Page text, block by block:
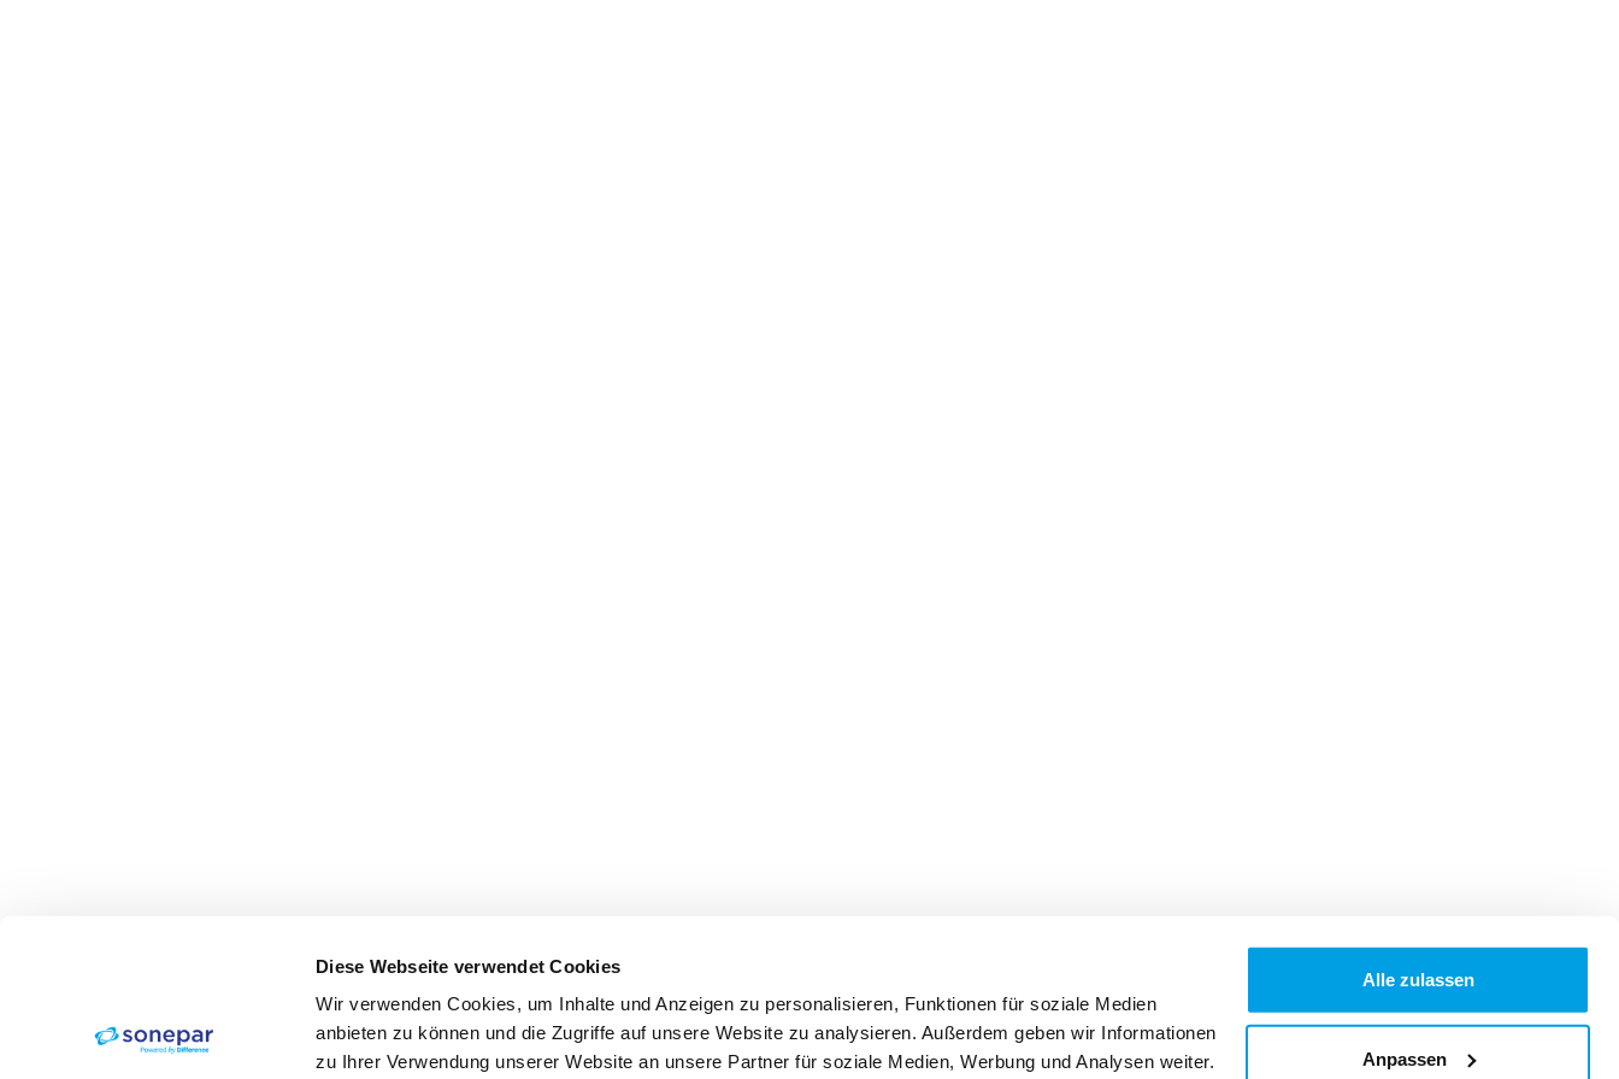
Diese Webseite verwendet Cookies
Wir verwenden Cookies, um Inhalte und Anzeigen zu personalisieren, Funktionen für soziale Medien
anbieten zu können und die Zugriffe auf unsere Website zu analysieren. Außerdem geben wir Informationen
zu Ihrer Verwendung unserer Website an unsere Partner für soziale Medien, Werbung und Analysen weiter.
Alle zulassen
Anpassen